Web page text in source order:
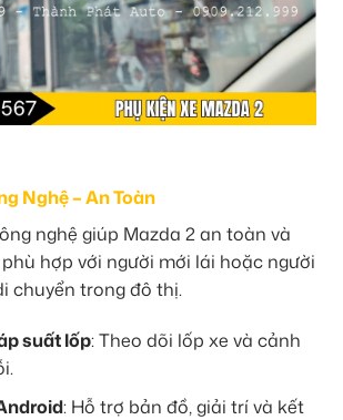
Nghệ – An Toàn
nghệ giúp Mazda 2 an toàn và
hợp với người mới lái hoặc người
chuyển trong đô thị.
suất lốp: Theo dõi lốp xe và cảnh
: Hỗ trợ bản đồ, giải trí và kết